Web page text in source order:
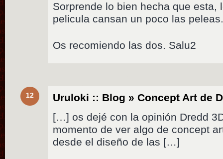
Sorprende lo bien hecha que esta,
pelicula cansan un poco las
Os recomiendo las dos. Salu2
12
Uruloki :: Blog » Concept Art de
[…] os dejé con la opinión Dredd
momento de ver algo de concept
desde el diseño de las […]